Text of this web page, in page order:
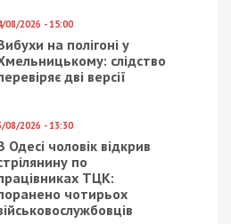
08/2026 - 15:00
на полігоні у
слідство
дві версії
08/2026 - 13:30
Одесі чоловік відкрив
по
ТЦК:
чотирьох